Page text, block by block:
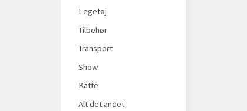
Legetøj
Tilbehør
Transport
Show
Katte
Alt det andet